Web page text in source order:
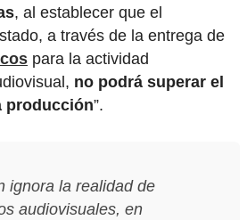
, al establecer que el
a través de la entrega de
para la actividad
no podrá superar el
producción”.
ignora la realidad de
audiovisuales, en